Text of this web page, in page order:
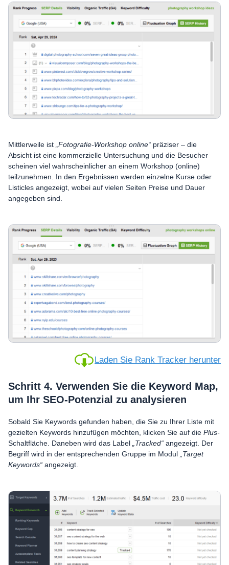
Mittlerweile ist „Fotografie-Workshop online“ präziser – die
Absicht ist eine kommerzielle Untersuchung und die Besucher
scheinen viel wahrscheinlicher an einem Workshop (online)
teilzunehmen. In den Ergebnissen werden einzelne Kurse oder
Listicles angezeigt, wobei auf vielen Seiten Preise und Dauer
angegeben sind.
Laden Sie Rank Tracker herunter
Schritt 4. Verwenden Sie die Keyword Map,
um Ihr SEO-Potenzial zu analysieren
Sobald Sie Keywords gefunden haben, die Sie zu Ihrer Liste mit
gezielten Keywords hinzufügen möchten, klicken Sie auf die Plus-
Schaltfläche. Daneben wird das Label
„Tracked“ angezeigt. Der
Begriff wird in der entsprechenden Gruppe im Modul
„Target
Keywords“ angezeigt.